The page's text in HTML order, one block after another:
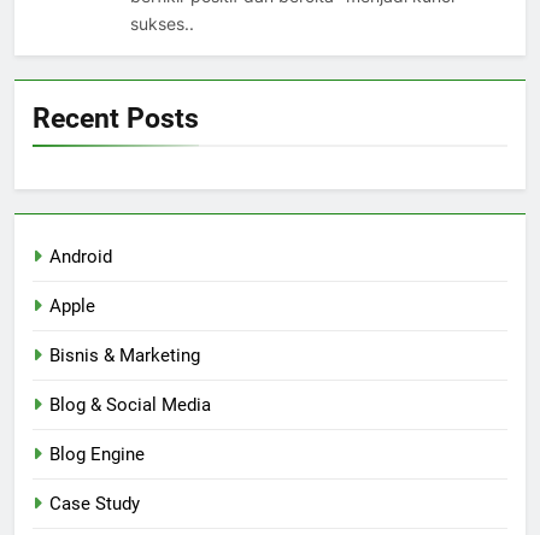
sukses..
Recent Posts
Android
Apple
Bisnis & Marketing
Blog & Social Media
Blog Engine
Case Study